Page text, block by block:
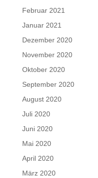
Februar 2021
Januar 2021
Dezember 2020
November 2020
Oktober 2020
September 2020
August 2020
Juli 2020
Juni 2020
Mai 2020
April 2020
März 2020